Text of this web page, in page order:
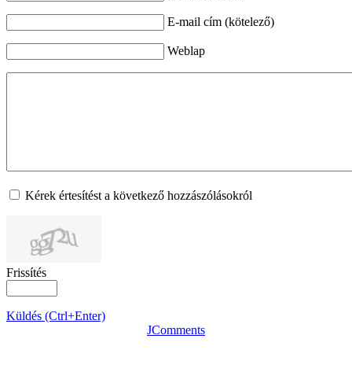
E-mail cím (kötelező)
Weblap
Kérek értesítést a következő hozzászólásokról
Frissítés
Küldés (Ctrl+Enter)
JComments